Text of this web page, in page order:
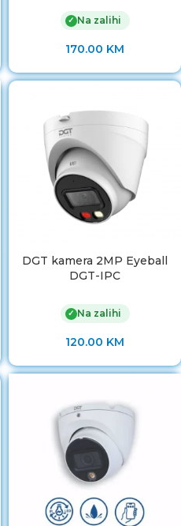
✓ Na zalihi
170.00 KM
DGT kamera 2MP Eyeball
DGT-IPC
✓ Na zalihi
120.00 KM